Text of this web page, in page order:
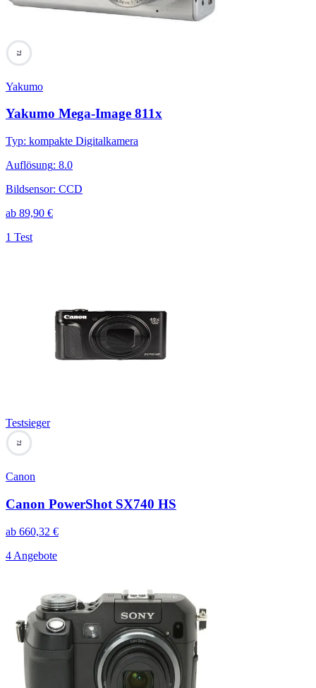
73
Yakumo
Yakumo Mega-Image 811x
Typ: kompakte Digitalkamera
Auflösung: 8.0
Bildsensor: CCD
ab 89,90 €
1 Test
Testsieger
73
Canon
Canon PowerShot SX740 HS
ab 660,32 €
4 Angebote